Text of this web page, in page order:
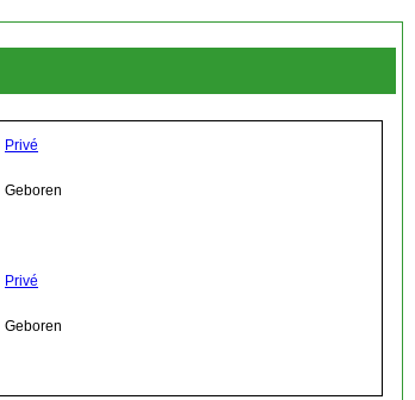
Privé
Geboren
Privé
Geboren